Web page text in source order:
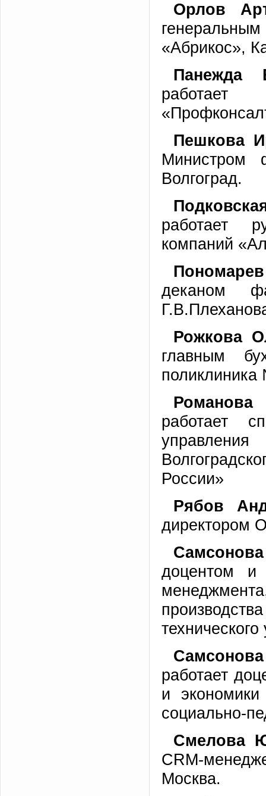
Орлов
«Абрикос»,
Панежда
Пешкова
Министром
Волгоград.
работает
компаний
деканом
Рожкова
главным
Романова
работает
России»
Рябов
директором
доцентом и
работает
и
социально-
Смелова
СRM-
Москва.